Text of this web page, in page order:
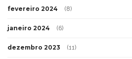
fevereiro 2024 (8)
janeiro 2024 (6)
dezembro 2023 (11)